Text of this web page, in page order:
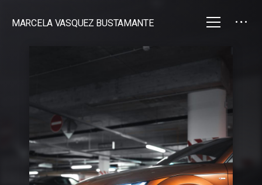
MARCELA VASQUEZ BUSTAMANTE